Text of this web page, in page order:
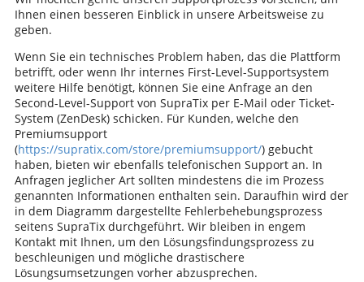
Ihnen einen besseren Einblick in unsere Arbeitsweise zu
geben.
Wenn Sie ein technisches Problem haben, das die Plattform
betrifft, oder wenn Ihr internes First-Level-Supportsystem
weitere Hilfe benötigt, können Sie eine Anfrage an den
Second-Level-Support von SupraTix per E-Mail oder Ticket-
System (ZenDesk) schicken. Für Kunden, welche den
Premiumsupport
(https://supratix.com/store/premiumsupport/) gebucht
haben, bieten wir ebenfalls telefonischen Support an. In
Anfragen jeglicher Art sollten mindestens die im Prozess
genannten Informationen enthalten sein. Daraufhin wird der
in dem Diagramm dargestellte Fehlerbehebungsprozess
seitens SupraTix durchgeführt. Wir bleiben in engem
Kontakt mit Ihnen, um den Lösungsfindungsprozess zu
beschleunigen und mögliche drastischere
Lösungsumsetzungen vorher abzusprechen.